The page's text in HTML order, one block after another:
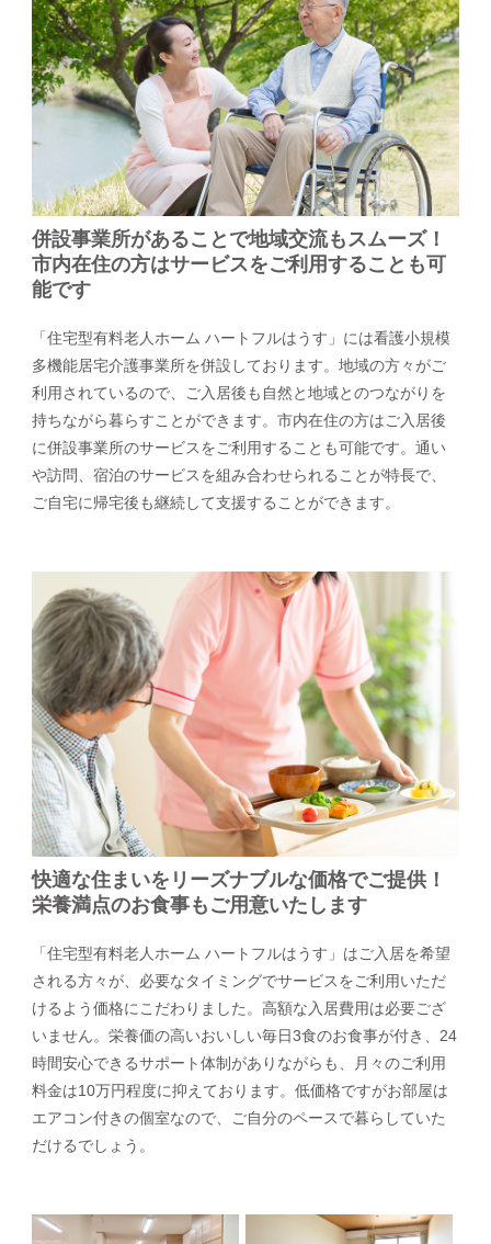
併設事業所があることで地域交流もスムーズ！
市内在住の方はサービスをご利用することも可
能です
「住宅型有料老人ホーム ハートフルはうす」には看護小規模
多機能居宅介護事業所を併設しております。地域の方々がご
利用されているので、ご入居後も自然と地域とのつながりを
持ちながら暮らすことができます。市内在住の方はご入居後
に併設事業所のサービスをご利用することも可能です。通い
や訪問、宿泊のサービスを組み合わせられることが特長で、
ご自宅に帰宅後も継続して支援することができます。
快適な住まいをリーズナブルな価格でご提供！
栄養満点のお食事もご用意いたします
「住宅型有料老人ホーム ハートフルはうす」はご入居を希望
される方々が、必要なタイミングでサービスをご利用いただ
けるよう価格にこだわりました。高額な入居費用は必要ござ
いません。栄養価の高いおいしい毎日3食のお食事が付き、24
時間安心できるサポート体制がありながらも、月々のご利用
料金は10万円程度に抑えております。低価格ですがお部屋は
エアコン付きの個室なので、ご自分のペースで暮らしていた
だけるでしょう。